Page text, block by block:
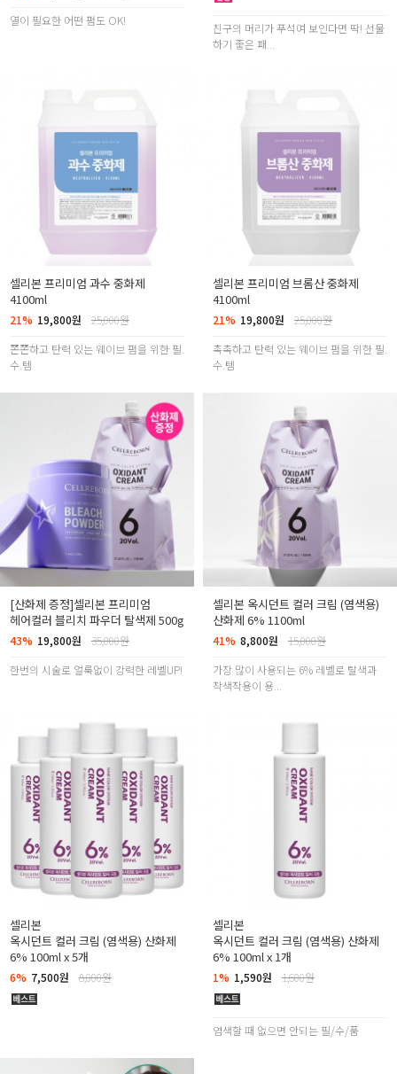
열이 필요한 어떤 펌도 OK!
친구의 머리가 푸석여 보인다면 딱! 선물
하기 좋은 패...
셀리본 프리미엄 과수 중화제
4100ml
21% 19,800원
25,000원
쫀쫀하고 탄력 있는 웨이브 펌을 위한 필.
수.템
셀리본 프리미엄 브롬산 중화제
4100ml
21% 19,800원
25,000원
촉촉하고 탄력 있는 웨이브 펌을 위한 필.
수.템
[산화제 증정]셀리본 프리미엄
헤어컬러 블리치 파우더 탈색제 500g
43% 19,800원
35,000원
한번의 시술로 얼룩없이 강력한 레벨UP!
셀리본 옥시던트 컬러 크림 (염색용)
산화제 6% 1100ml
41% 8,800원
15,000원
가장 많이 사용되는 6% 레벨로 탈색과
착색작용이 용...
셀리본
옥시던트 컬러 크림 (염색용) 산화제
6% 100ml x 5개
6% 7,500원 8,000원
셀리본
옥시던트 컬러 크림 (염색용) 산화제
6% 100ml x 1개
1% 1,590원 1,600원
염색할 때 없으면 안되는 필/수/품